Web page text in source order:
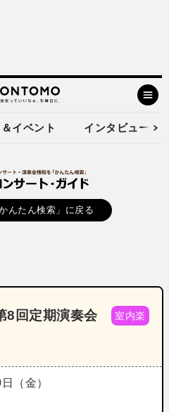
イベント インタビュー
んたん検索」に戻る
8回定期演奏会 室内楽
（金）